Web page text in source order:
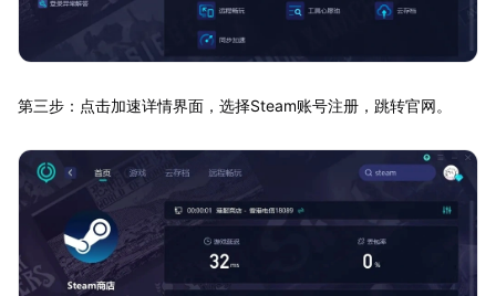
第三步：点击加速详情界面，选择Steam账号注册，跳转官网。